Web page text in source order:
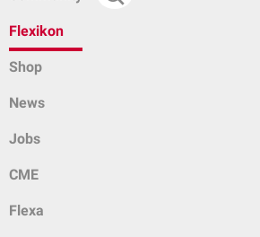
Flexikon
Shop
News
Jobs
CME
Flexa